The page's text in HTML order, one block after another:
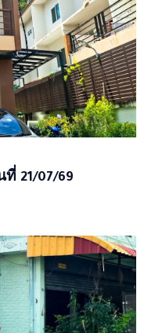
21/07/69